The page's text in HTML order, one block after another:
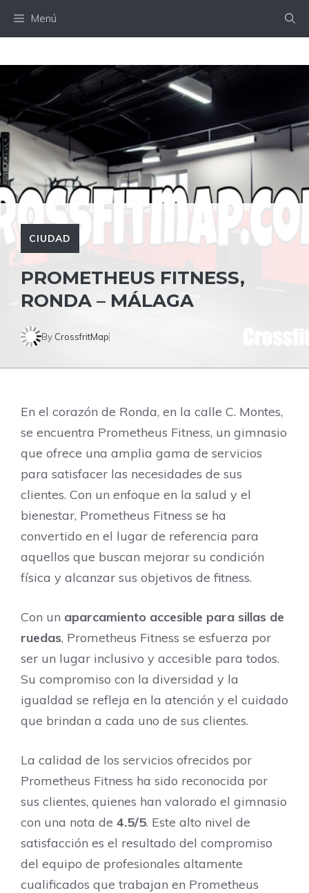
Menú
CIUDAD
PROMETHEUS FITNESS,
RONDA – MÁLAGA
By CrossfritMap
En el corazón de Ronda, en la calle C. Montes,
se encuentra Prometheus Fitness, un gimnasio
que ofrece una amplia gama de servicios
para satisfacer las necesidades de sus
clientes. Con un enfoque en la salud y el
bienestar, Prometheus Fitness se ha
convertido en el lugar de referencia para
aquellos que buscan mejorar su condición
física y alcanzar sus objetivos de fitness.
Con un aparcamiento accesible para sillas de
ruedas, Prometheus Fitness se esfuerza por
ser un lugar inclusivo y accesible para todos.
Su compromiso con la diversidad y la
igualdad se refleja en la atención y el cuidado
que brindan a cada uno de sus clientes.
La calidad de los servicios ofrecidos por
Prometheus Fitness ha sido reconocida por
sus clientes, quienes han valorado el gimnasio
con una nota de 4.5/5. Este alto nivel de
satisfacción es el resultado del compromiso
del equipo de profesionales altamente
cualificados que trabajan en Prometheus